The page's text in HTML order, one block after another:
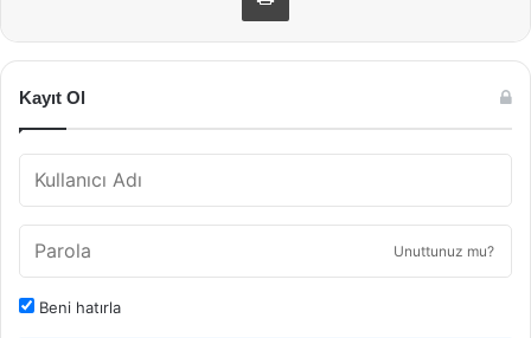
Kayıt Ol
Unuttunuz mu?
Beni hatırla